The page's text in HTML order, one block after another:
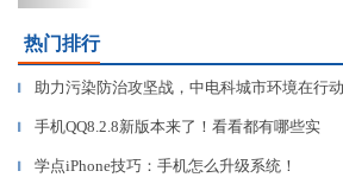
热门排行
▎ 助力污染防治攻坚战，中电科城市环境在行动
▎ 手机QQ8.2.8新版本来了！看看都有哪些实
▎ 学点iPhone技巧：手机怎么升级系统！